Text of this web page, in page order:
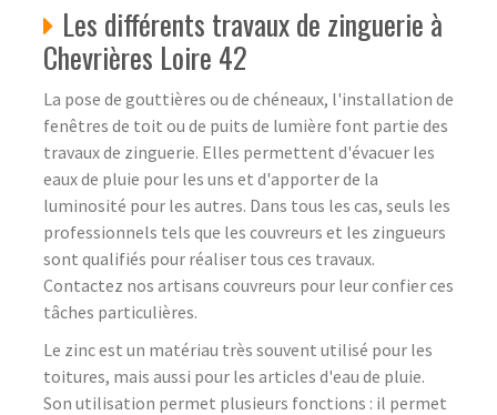
Les différents travaux de zinguerie à
Chevrières Loire 42
La pose de gouttières ou de chéneaux, l'installation de
fenêtres de toit ou de puits de lumière font partie des
travaux de zinguerie. Elles permettent d'évacuer les
eaux de pluie pour les uns et d'apporter de la
luminosité pour les autres. Dans tous les cas, seuls les
professionnels tels que les couvreurs et les zingueurs
sont qualifiés pour réaliser tous ces travaux.
Contactez nos artisans couvreurs pour leur confier ces
tâches particulières.
Le zinc est un matériau très souvent utilisé pour les
toitures, mais aussi pour les articles d'eau de pluie.
Son utilisation permet plusieurs fonctions : il permet